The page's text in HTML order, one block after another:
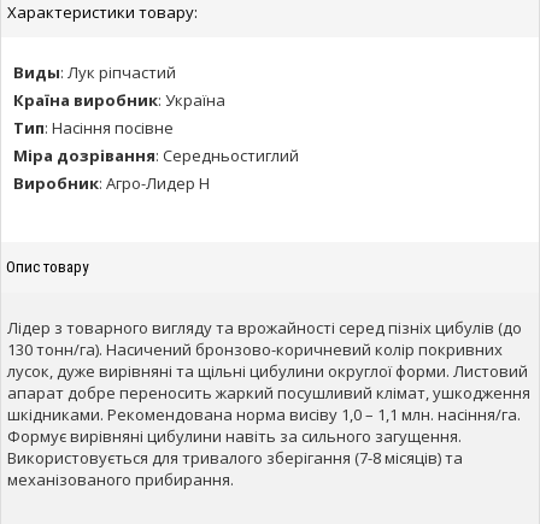
Характеристики товару:
Виды: Лук ріпчастий
Країна виробник: Україна
Тип: Насіння посівне
Міра дозрівання: Середньостиглий
Виробник: Агро-Лидер Н
Опис товару
Лідер з товарного вигляду та врожайності серед пізніх цибулів (до
130 тонн/га). Насичений бронзово-коричневий колір покривних
лусок, дуже вирівняні та щільні цибулини округлої форми. Листовий
апарат добре переносить жаркий посушливий клімат, ушкодження
шкідниками. Рекомендована норма висіву 1,0 – 1,1 млн. насіння/га.
Формує вирівняні цибулини навіть за сильного загущення.
Використовується для тривалого зберігання (7-8 місяців) та
механізованого прибирання.